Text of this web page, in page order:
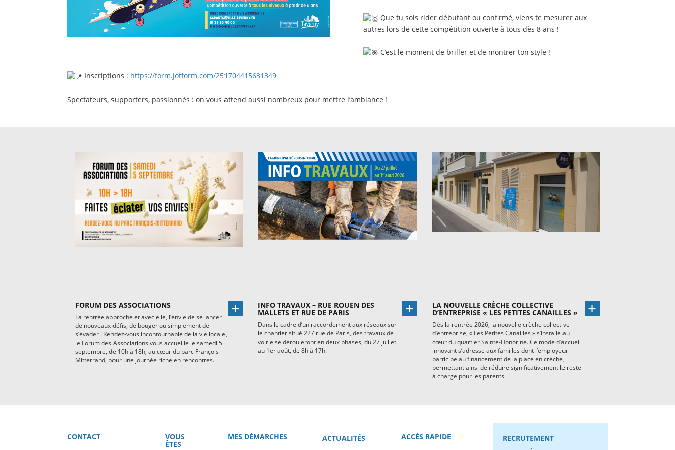
Que tu sois rider débutant ou confirmé, viens te mesurer aux
autres lors de cette compétition ouverte à tous dès 8 ans !
C’est le moment de briller et de montrer ton style !
Inscriptions : https://form.jotform.com/251704415631349
Spectateurs, supporters, passionnés : on vous attend aussi nombreux pour mettre l’ambiance !
FORUM DES ASSOCIATIONS
La rentrée approche et avec elle, l’envie de se lancer
de nouveaux défis, de bouger ou simplement de
s’évader ! Rendez-vous incontournable de la vie locale,
le Forum des Associations vous accueille le samedi 5
septembre, de 10h à 18h, au cœur du parc François-
Mitterrand, pour une journée riche en rencontres.
INFO TRAVAUX – RUE ROUEN DES
MALLETS ET RUE DE PARIS
Dans le cadre d’un raccordement aux réseaux sur
le chantier situé 227 rue de Paris, des travaux de
voirie se dérouleront en deux phases, du 27 juillet
au 1er août, de 8h à 17h.
LA NOUVELLE CRÈCHE COLLECTIVE
D’ENTREPRISE « LES PETITES CANAILLES »
Dès la rentrée 2026, la nouvelle crèche collective
d’entreprise, « Les Petites Canailles » s’installe au
cœur du quartier Sainte-Honorine. Ce mode d’accueil
innovant s’adresse aux familles dont l’employeur
participe au financement de la place en crèche,
permettant ainsi de réduire significativement le reste
à charge pour les parents.
CONTACT VOUS
ÊTES
MES DÉMARCHES
ACTUALITÉS
ACCÈS RAPIDE
RECRUTEMENT